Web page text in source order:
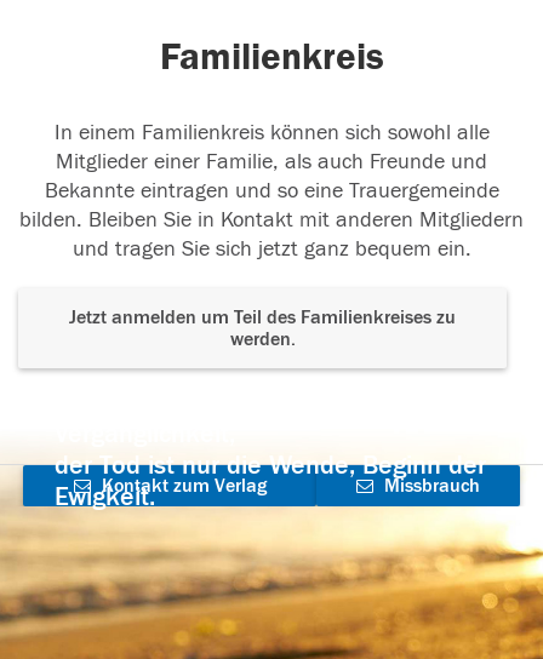
Familienkreis
In einem Familienkreis können sich sowohl alle
Mitglieder einer Familie, als auch Freunde und
Bekannte eintragen und so eine Trauergemeinde
bilden. Bleiben Sie in Kontakt mit anderen Mitgliedern
und tragen Sie sich jetzt ganz bequem ein.
Jetzt anmelden um Teil des Familienkreises zu
werden.
der Tod ist nur die Wende, Beginn der
Ewigkeit.
Kontakt zum Verlag
aufnehmen
Missbrauch